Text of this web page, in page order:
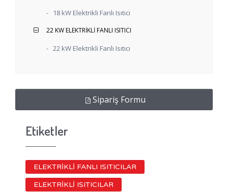
- 18 kW Elektrikli Fanlı Isıtıcı
22 KW ELEKTRİKLİ FANLI ISITICI
- 22 kW Elektrikli Fanlı Isıtıcı
Sipariş Formu
Etiketler
ELEKTRİKLİ FANLI ISITICILAR
ELEKTRİKLİ ISITICILAR